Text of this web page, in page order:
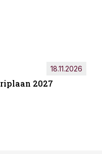
2027
18.11.2026